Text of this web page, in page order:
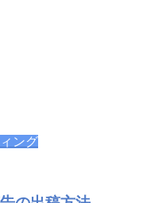
ング